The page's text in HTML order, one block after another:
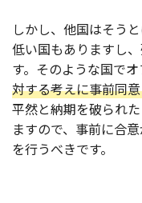
しかし、他国はそう
低い国もありますし
す。そのような国で
対する考えに事前同
平然と納期を破られ
ますので、事前に合
を行うべきです。